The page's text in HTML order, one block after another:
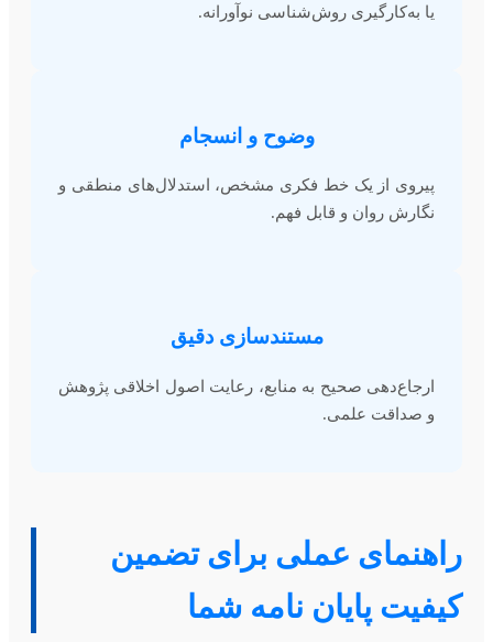
یا به‌کارگیری روش‌شناسی نوآورانه.
وضوح و انسجام
پیروی از یک خط فکری مشخص، استدلال‌های منطقی و
نگارش روان و قابل فهم.
مستندسازی دقیق
ارجاع‌دهی صحیح به منابع، رعایت اصول اخلاقی پژوهش
و صداقت علمی.
راهنمای عملی برای تضمین
کیفیت پایان نامه شما